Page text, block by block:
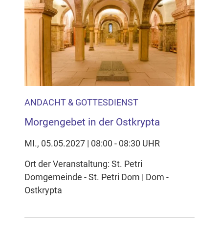
ANDACHT & GOTTESDIENST
Morgengebet in der Ostkrypta
MI., 05.05.2027 | 08:00 - 08:30 UHR
Ort der Veranstaltung: St. Petri
Domgemeinde - St. Petri Dom | Dom -
Ostkrypta